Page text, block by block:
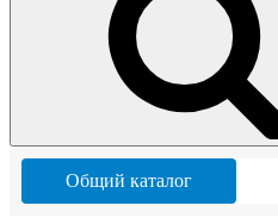
Общий каталог